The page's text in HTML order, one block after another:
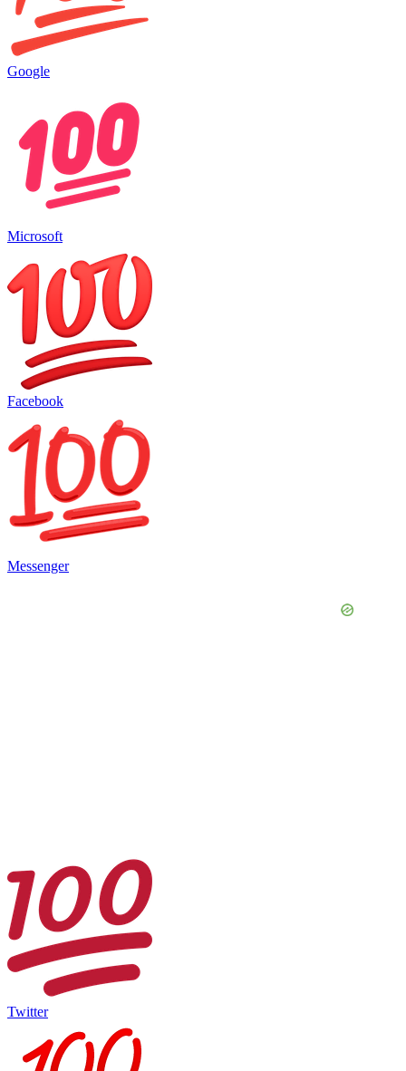
Google
Microsoft
Facebook
Messenger
Twitter